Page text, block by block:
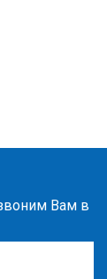
Вам в